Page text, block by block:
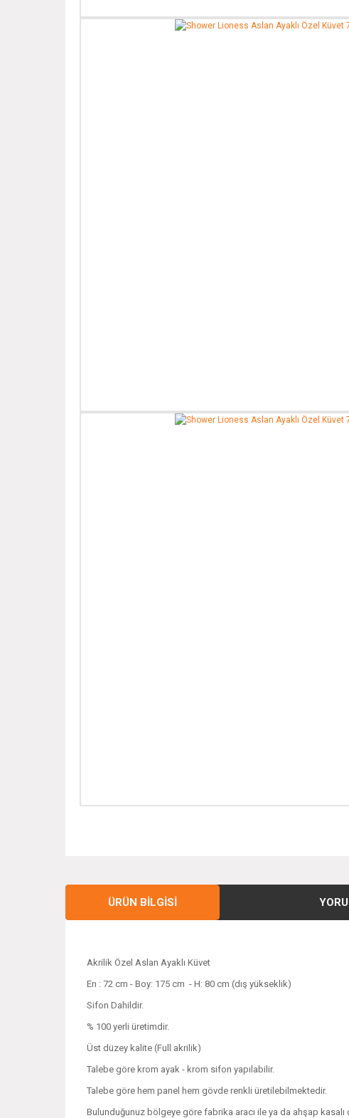
ÜRÜN BILGISI
Akrilik Özel Aslan Ayaklı Küvet
En : 72 cm - Boy: 175 cm - H: 80 cm (dış yükseklik)
Sifon Dahildir.
% 100 yerli üretimdir.
Üst düzey kalite (Full akrilik)
Talebe göre krom ayak - krom sifon yapılabilir.
Talebe göre hem panel hem gövde renkli üretilebilmektedir.
Bulunduğunuz bölgeye göre fabrika aracı ile ya da ahşap